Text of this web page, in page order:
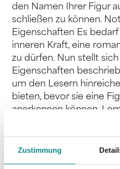
Zustimmung
den Namen Ihrer Figur
schließen zu können.
Eigenschaften Es
inneren Kraft, eine
zu dürfen. Nun stellt
Eigenschaften
um den Lesern
bieten, bevor sie eine
anerkennen können.
Charaktereigenschaften
Leser unbedingt wichtig
Beschreibung
in Ihre Erzählung ein,